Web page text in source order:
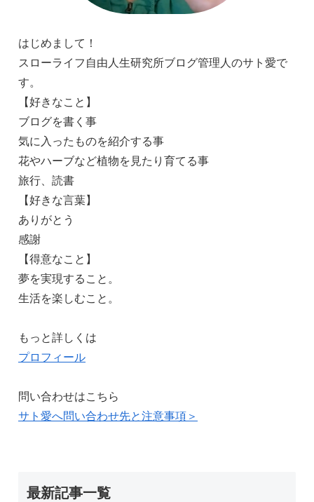
はじめまして！
スローライフ自由人生研究所ブログ管理人のサト愛で
す。
【好きなこと】
ブログを書く事
気に入ったものを紹介する事
花やハーブなど植物を見たり育てる事
旅行、読書
【好きな言葉】
ありがとう
感謝
【得意なこと】
夢を実現すること。
生活を楽しむこと。
もっと詳しくは
プロフィール
問い合わせはこちら
サト愛へ問い合わせ先と注意事項＞
最新記事一覧